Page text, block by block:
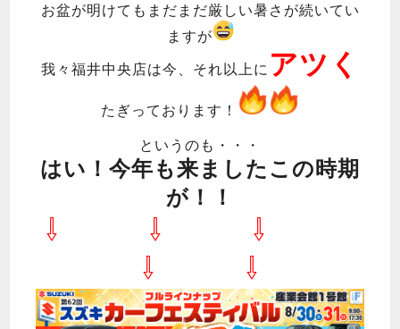
お盆が明けてもまだまだ厳しい暑さが続いてい
ますが
我々福井中央店は今、それ以上に アツく
たぎっております！
というのも・・・
はい！今年も来ましたこの時期
が！！
⇩ ⇩ ⇩
⇩ ⇩